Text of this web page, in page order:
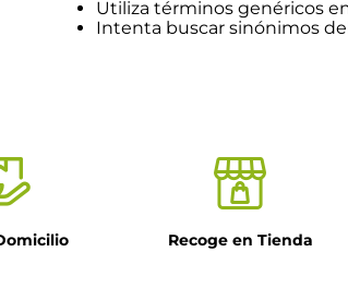
Utiliza términos genéricos
Intenta buscar sinónimos
Recoge en Tienda